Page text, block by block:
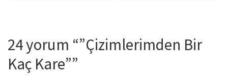
24 yorum “”Çizimlerimden Bir
Kaç Kare””